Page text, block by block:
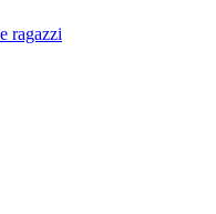
ragazzi